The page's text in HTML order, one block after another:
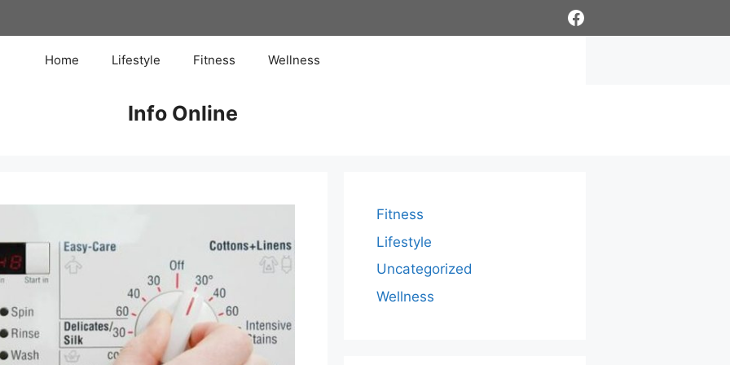
Facebook
Home Lifestyle Fitness Wellness
Info Online
Fitness
Lifestyle
Uncategorized
Wellness